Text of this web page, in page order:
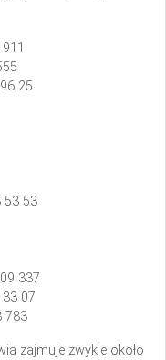
25
53 53
337
07
783
zajmuje zwykle około